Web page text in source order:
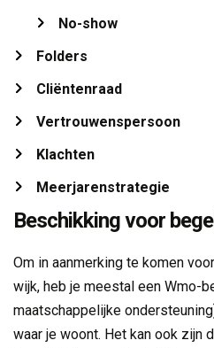
No-show
Folders
Cliëntenraad
Vertrouwenspersoon
Klachten
Meerjarenstrategie
Beschikking voor
Om in aanmerking te komen
wijk, heb je meestal een Wmo-
maatschappelijke
waar je woont. Het kan ook zijn